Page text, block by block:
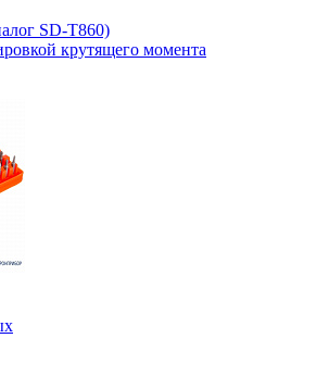
SD-T860)
крутящего момента